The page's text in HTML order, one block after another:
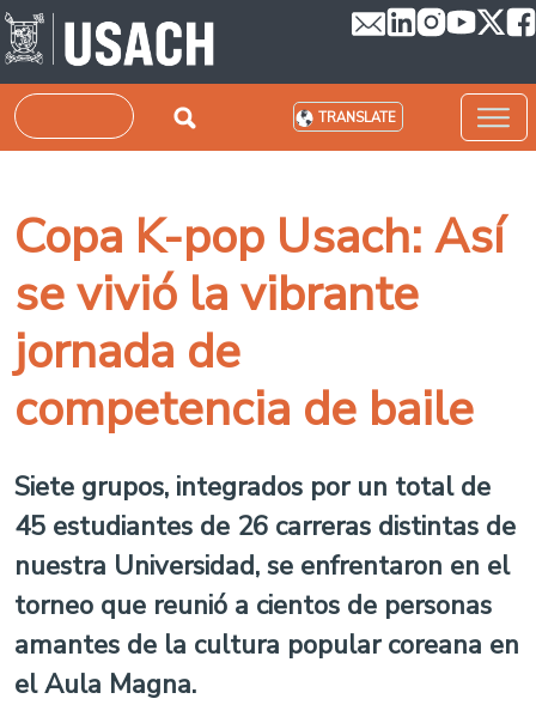
Skip to main content
Search TRANSLATE
Copa K-pop Usach: Así
se vivió la vibrante
jornada de
competencia de baile
Siete grupos, integrados por un total de
45 estudiantes de 26 carreras distintas de
nuestra Universidad, se enfrentaron en el
torneo que reunió a cientos de personas
amantes de la cultura popular coreana en
el Aula Magna.